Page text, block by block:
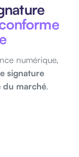
numérique,
signature
du marché.